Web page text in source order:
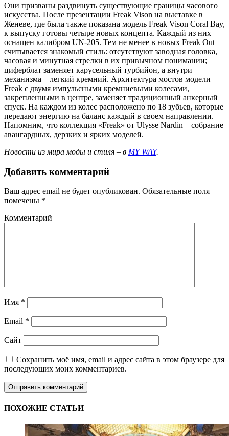
Они призваны раздвинуть существующие границы часового
искусства. После презентации Freak Vison на выставке в
Женеве, где была также показана модель Freak Vison Coral Bay,
к выпуску готовы четыре новых концепта. Каждый из них
оснащен калибром UN-205. Тем не менее в новых Freak Out
считывается знакомый стиль: отсутствуют заводная головка,
часовая и минутная стрелки в их привычном понимании;
циферблат заменяет карусельный турбийон, а внутри
механизма – легкий кремний. Архитектура мостов модели
Freak с двумя импульсными кремниевыми колесами,
закрепленными в центре, заменяет традиционный анкерный
спуск. На каждом из колес расположено по 18 зубьев, которые
передают энергию на баланс каждый в своем направлении.
Напомним, что коллекция «Freak» от Ulysse Nardin – собрание
авангардных, дерзких и ярких моделей.
Новости из мира моды и стиля – в MY WAY.
Добавить комментарий
Ваш адрес email не будет опубликован. Обязательные поля
помечены *
Комментарий
Имя *
Email *
Сайт
Сохранить моё имя, email и адрес сайта в этом браузере для
последующих моих комментариев.
ПОХОЖИЕ СТАТЬИ